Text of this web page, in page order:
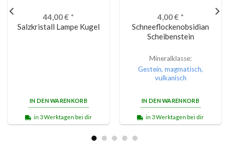
44,00€ *
Salzkristall Lampe Kugel
IN DEN WARENKORB
in 3 Werktagen bei dir
4,00€ *
Schneeflockenobsidian
Scheibenstein
Mineralklasse:
Gestein, magmatisch,
vulkanisch
IN DEN WARENKORB
in 3 Werktagen bei dir